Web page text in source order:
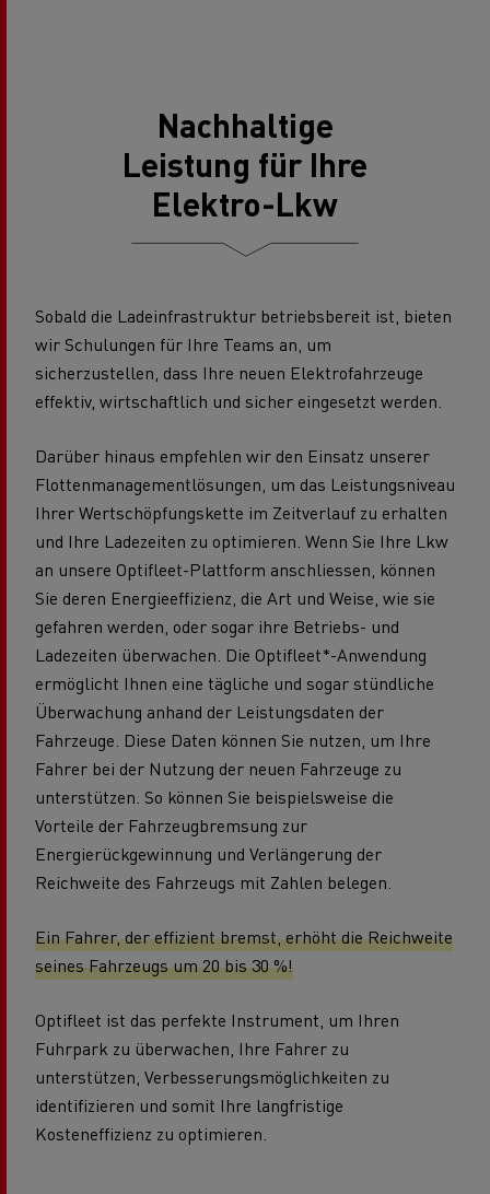
Nachhaltige
Leistung für Ihre
Elektro-Lkw
Sobald die Ladeinfrastruktur betriebsbereit ist, bieten
wir Schulungen für Ihre Teams an, um
sicherzustellen, dass Ihre neuen Elektrofahrzeuge
effektiv, wirtschaftlich und sicher eingesetzt werden.
Darüber hinaus empfehlen wir den Einsatz unserer
Flottenmanagementlösungen, um das Leistungsniveau
Ihrer Wertschöpfungskette im Zeitverlauf zu erhalten
und Ihre Ladezeiten zu optimieren. Wenn Sie Ihre Lkw
an unsere Optifleet-Plattform anschliessen, können
Sie deren Energieeffizienz, die Art und Weise, wie sie
gefahren werden, oder sogar ihre Betriebs- und
Ladezeiten überwachen. Die Optifleet*-Anwendung
ermöglicht Ihnen eine tägliche und sogar stündliche
Überwachung anhand der Leistungsdaten der
Fahrzeuge. Diese Daten können Sie nutzen, um Ihre
Fahrer bei der Nutzung der neuen Fahrzeuge zu
unterstützen. So können Sie beispielsweise die
Vorteile der Fahrzeugbremsung zur
Energierückgewinnung und Verlängerung der
Reichweite des Fahrzeugs mit Zahlen belegen.
Ein Fahrer, der effizient bremst, erhöht die Reichweite
seines Fahrzeugs um 20 bis 30 %!
Optifleet ist das perfekte Instrument, um Ihren
Fuhrpark zu überwachen, Ihre Fahrer zu
unterstützen, Verbesserungsmöglichkeiten zu
identifizieren und somit Ihre langfristige
Kosteneffizienz zu optimieren.